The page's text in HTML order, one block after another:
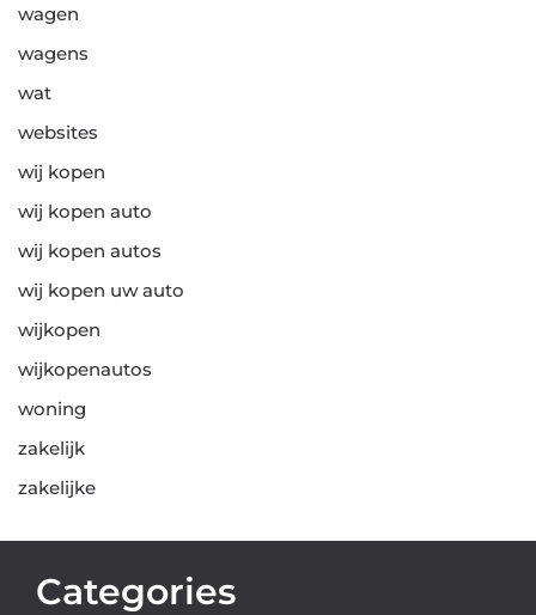
wagen
wagens
wat
websites
wij kopen
wij kopen auto
wij kopen autos
wij kopen uw auto
wijkopen
wijkopenautos
woning
zakelijk
zakelijke
Categories